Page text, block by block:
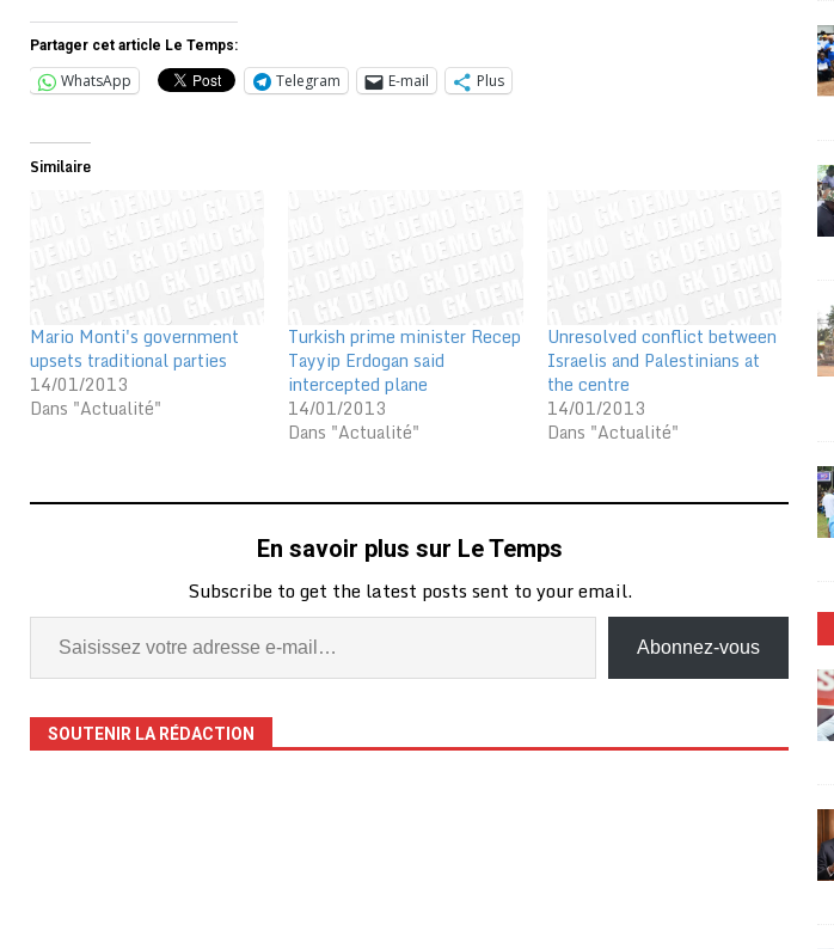
Partager cet article Le Temps:
WhatsApp Telegram E-mail Plus
Similaire
Mario Monti's government
upsets traditional parties
14/01/2013
Dans "Actualité"
Turkish prime minister Recep
Tayyip Erdogan said
intercepted plane
14/01/2013
Dans "Actualité"
Unresolved conflict between
Israelis and Palestinians at
the centre
14/01/2013
Dans "Actualité"
En savoir plus sur Le Temps
Subscribe to get the latest posts sent to your email.
Abonnez-vous
SOUTENIR LA RÉDACTION